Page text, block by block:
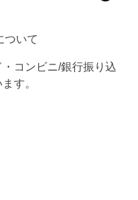
ついて
コンビニ/銀行振り込
す。